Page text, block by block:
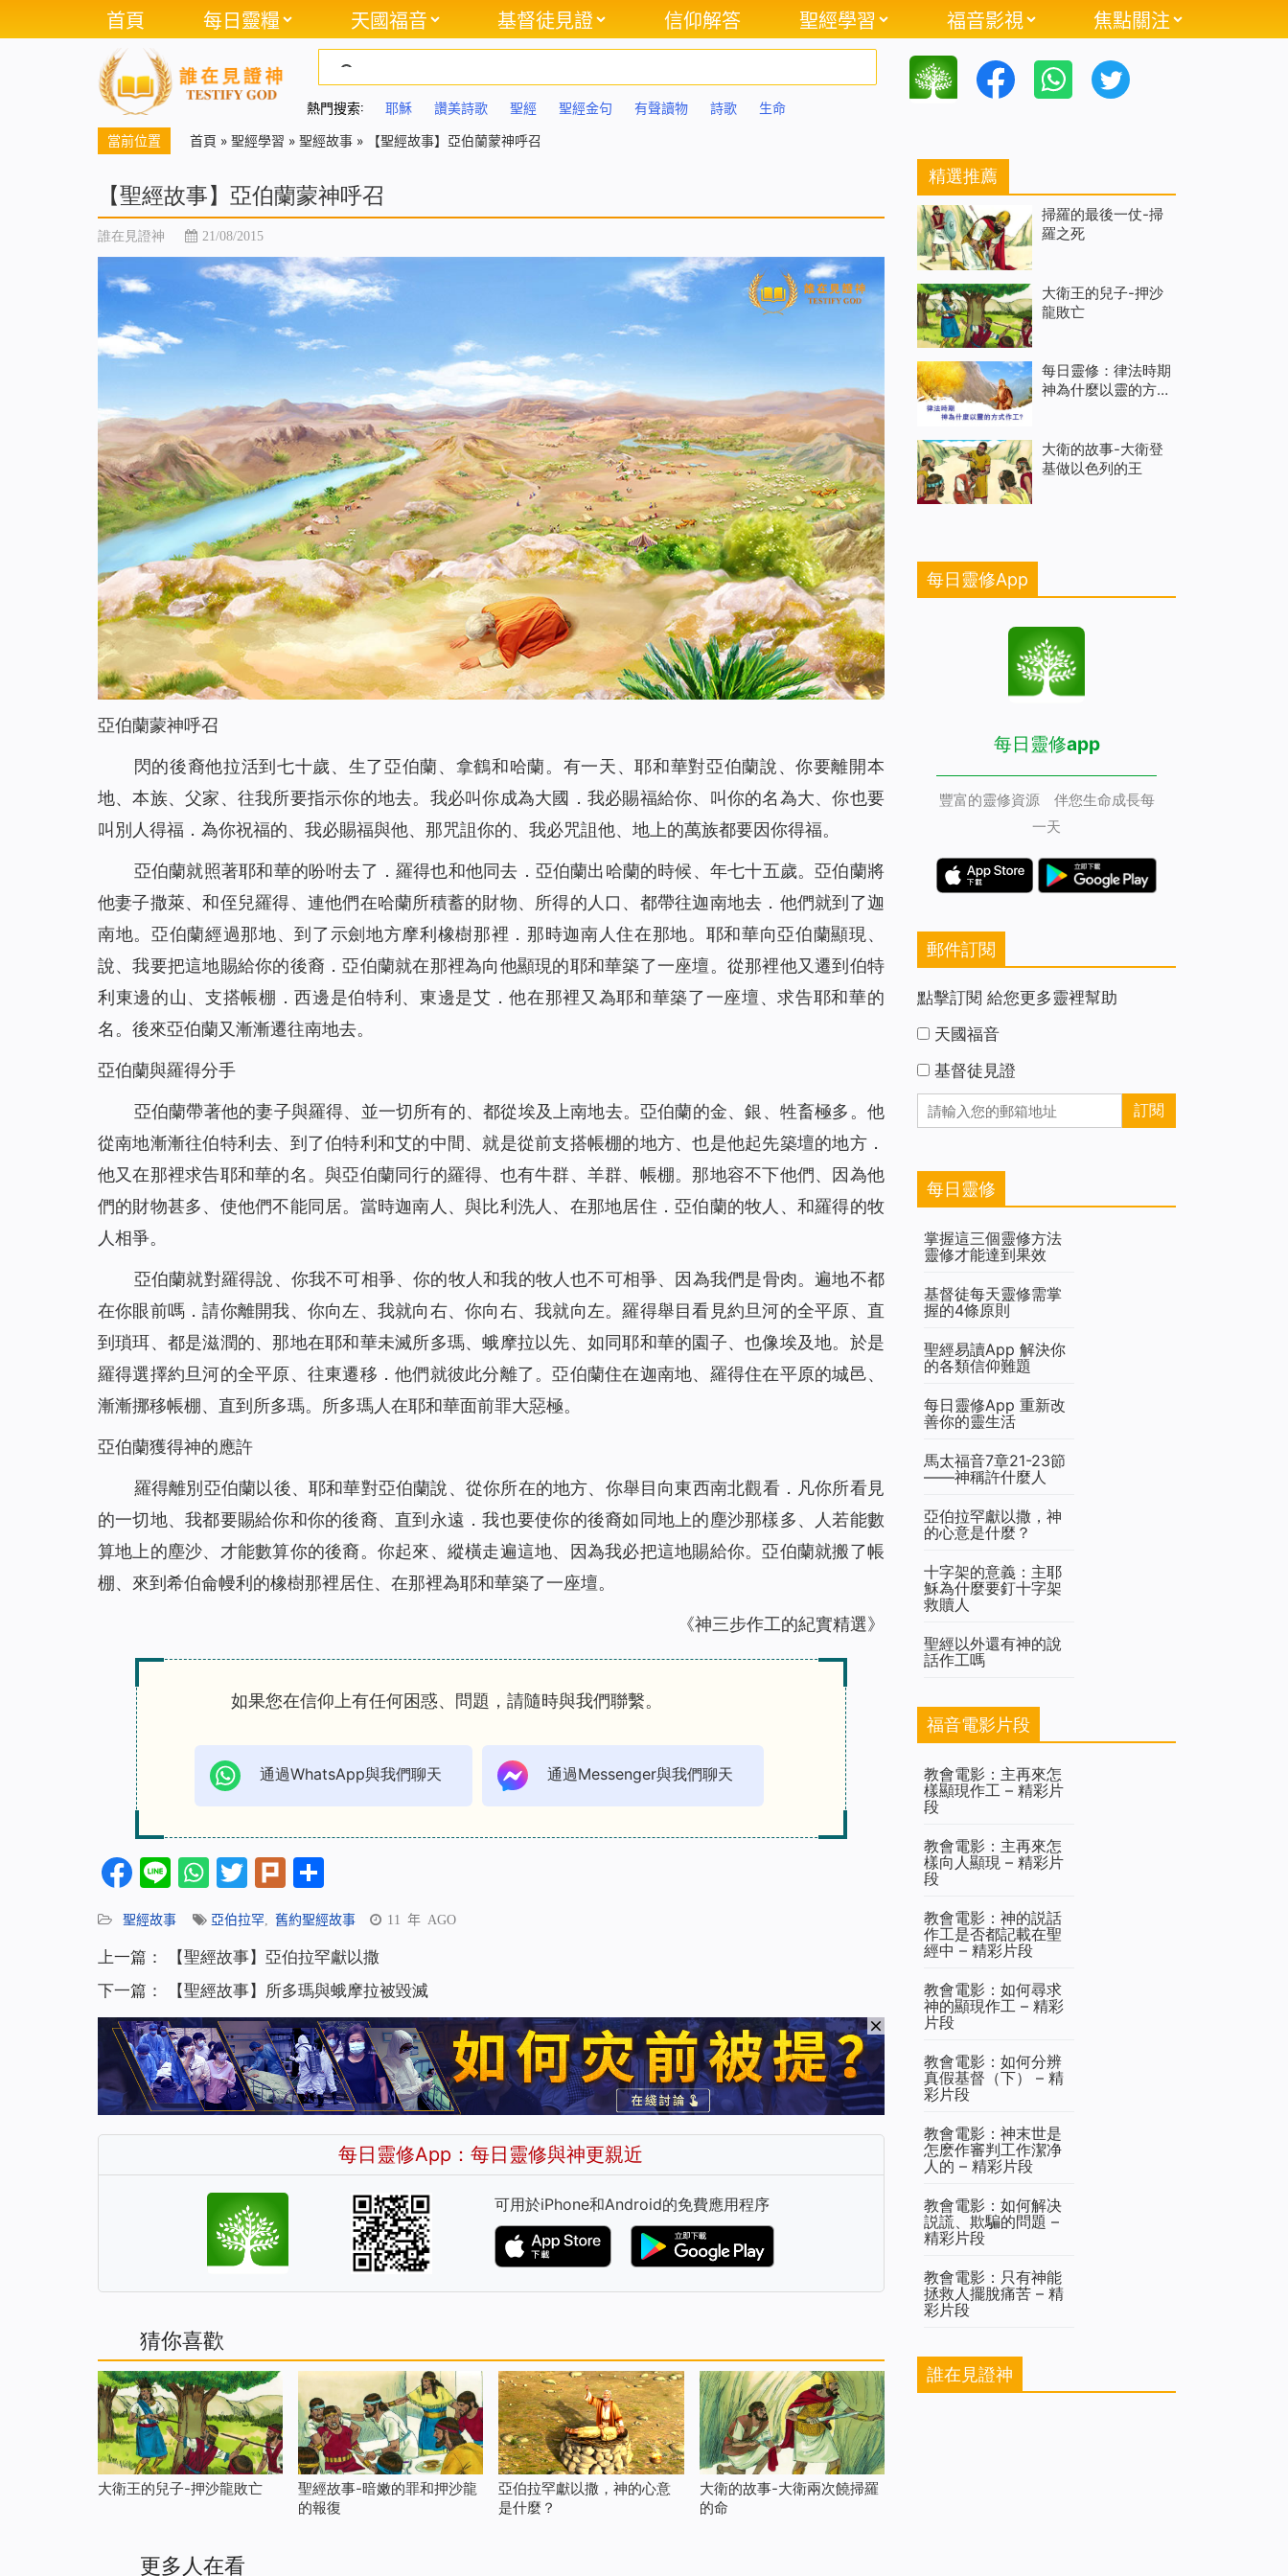
首頁 每日靈糧 天國福音 基督徒見證 信仰解答 聖經學習 福音影視 焦點關注
熱門搜索: 耶穌 讚美詩歌 聖經 聖經金句 有聲讀物 詩歌 生命
當前位置 首頁 » 聖經學習 » 聖經故事 » 【聖經故事】亞伯蘭蒙神呼召
【聖經故事】亞伯蘭蒙神呼召
誰在見證神 21/08/2015
亞伯蘭蒙神呼召
閃的後裔他拉活到七十歲、生了亞伯蘭、拿鶴和哈蘭。有一天、耶和華對亞伯蘭說、你要離開本
地、本族、父家、往我所要指示你的地去。我必叫你成為大國．我必賜福給你、叫你的名為大、你也要
叫別人得福．為你祝福的、我必賜福與他、那咒詛你的、我必咒詛他、地上的萬族都要因你得福。
亞伯蘭就照著耶和華的吩咐去了．羅得也和他同去．亞伯蘭出哈蘭的時候、年七十五歲。亞伯蘭將
他妻子撒萊、和侄兒羅得、連他們在哈蘭所積蓄的財物、所得的人口、都帶往迦南地去．他們就到了迦
南地。亞伯蘭經過那地、到了示劍地方摩利橡樹那裡．那時迦南人住在那地。耶和華向亞伯蘭顯現、
說、我要把這地賜給你的後裔．亞伯蘭就在那裡為向他顯現的耶和華築了一座壇。從那裡他又遷到伯特
利東邊的山、支搭帳棚．西邊是伯特利、東邊是艾．他在那裡又為耶和華築了一座壇、求告耶和華的
名。後來亞伯蘭又漸漸遷往南地去。
亞伯蘭與羅得分手
亞伯蘭帶著他的妻子與羅得、並一切所有的、都從埃及上南地去。亞伯蘭的金、銀、牲畜極多。他
從南地漸漸往伯特利去、到了伯特利和艾的中間、就是從前支搭帳棚的地方、也是他起先築壇的地方．
他又在那裡求告耶和華的名。與亞伯蘭同行的羅得、也有牛群、羊群、帳棚。那地容不下他們、因為他
們的財物甚多、使他們不能同居。當時迦南人、與比利洗人、在那地居住．亞伯蘭的牧人、和羅得的牧
人相爭。
亞伯蘭就對羅得說、你我不可相爭、你的牧人和我的牧人也不可相爭、因為我們是骨肉。遍地不都
在你眼前嗎．請你離開我、你向左、我就向右、你向右、我就向左。羅得舉目看見約旦河的全平原、直
到瑣珥、都是滋潤的、那地在耶和華未滅所多瑪、蛾摩拉以先、如同耶和華的園子、也像埃及地。於是
羅得選擇約旦河的全平原、往東遷移．他們就彼此分離了。亞伯蘭住在迦南地、羅得住在平原的城邑、
漸漸挪移帳棚、直到所多瑪。所多瑪人在耶和華面前罪大惡極。
亞伯蘭獲得神的應許
羅得離別亞伯蘭以後、耶和華對亞伯蘭說、從你所在的地方、你舉目向東西南北觀看．凡你所看見
的一切地、我都要賜給你和你的後裔、直到永遠．我也要使你的後裔如同地上的塵沙那樣多、人若能數
算地上的塵沙、才能數算你的後裔。你起來、縱橫走遍這地、因為我必把這地賜給你。亞伯蘭就搬了帳
棚、來到希伯侖幔利的橡樹那裡居住、在那裡為耶和華築了一座壇。
《神三步作工的紀實精選》
如果您在信仰上有任何困惑、問題，請隨時與我們聯繫。
通過WhatsApp與我們聊天 通過Messenger與我們聊天
Facebook
LineWhatsApp
Twitter
Plurk
享
聖經故事 亞伯拉罕 舊約聖經故事 11 年 AGO
上一篇：
【聖經故事】亞伯拉罕獻以撒
下一篇：
【聖經故事】所多瑪與蛾摩拉被毀滅
每日靈修App：每日靈修與神更親近
可用於iPhone和Android的免費應用程序
猜你喜歡
大衛王的兒子-押沙龍敗亡
聖經故事-暗嫩的罪和押沙龍
的報復
亞伯拉罕獻以撒，神的心意
是什麼？
大衛的故事-大衛兩次饒掃羅
的命
更多人在看
精選推薦
掃羅的最後一仗-掃
羅之死
大衛王的兒子-押沙
龍敗亡
每日靈修：律法時期
神為什麼以靈的方式
大衛的故事-大衛登
基做以色列的王
每日靈修App
每日靈修app
豐富的靈修資源 伴您生命成長每
一天
郵件訂閱
點擊訂閱 給您更多靈裡幫助
天國福音
基督徒見證
每日靈修
掌握這三個靈修方法
靈修才能達到果效
基督徒每天靈修需掌
握的4條原則
聖經易讀App 解決你
的各類信仰難題
每日靈修App 重新改
善你的靈生活
馬太福音7章21-23節
——神稱許什麼人
亞伯拉罕獻以撒，神
的心意是什麼？
十字架的意義：主耶
穌為什麼要釘十字架
救贖人
聖經以外還有神的說
話作工嗎
福音電影片段
教會電影：主再來怎
樣顯現作工 – 精彩片
段
教會電影：主再來怎
樣向人顯現 – 精彩片
段
教會電影：神的説話
作工是否都記載在聖
經中 – 精彩片段
教會電影：如何尋求
神的顯現作工 – 精彩
片段
教會電影：如何分辨
真假基督（下） – 精
彩片段
教會電影：神末世是
怎麽作審判工作潔净
人的 – 精彩片段
教會電影：如何解决
説謊、欺騙的問題 –
精彩片段
教會電影：只有神能
拯救人擺脫痛苦 – 精
彩片段
誰在見證神